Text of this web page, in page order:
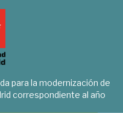
para la modernización de
correspondiente al año